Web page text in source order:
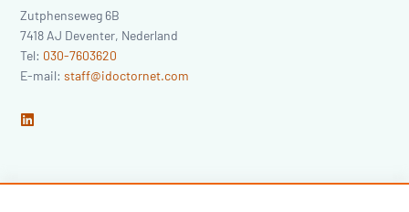
Zutphenseweg 6B
7418 AJ Deventer, Nederland
Tel: 030-7603620
E-mail:staff@idoctornet.com